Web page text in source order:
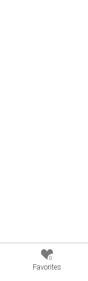
0
Favorites